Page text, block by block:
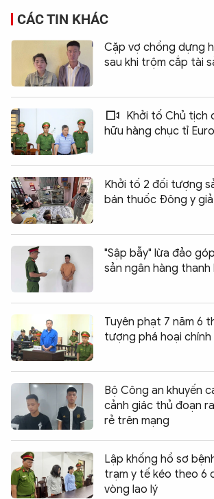
CÁC TIN KHÁC
Cặp vợ chồng dựng
sau khi trộm cắp tài
Khởi tố Chủ tịch
hữu hàng chục tỉ Euro
Khởi tố 2 đối tượng
bán thuốc Đông y giả
"Sập bẫy" lừa đảo
sản ngân hàng thanh
Tuyên phạt 7 năm 6
tượng phá hoại
Bộ Công an khuyến
cảnh giác thủ đoạn
rẻ trên mạng
Lập khống hồ sơ
trạm y tế kéo theo 6
vòng lao lý